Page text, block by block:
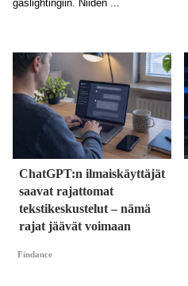
ChatGPT:n ilmaiskäyttäjät
saavat rajattomat
tekstikeskustelut – nämä
rajat jäävät voimaan
Findance